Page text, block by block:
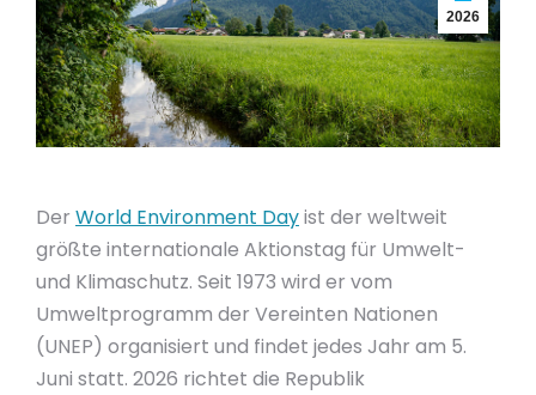
2026
Der World Environment Dayist der weltweit
größte internationale Aktionstag für Umwelt-
und Klimaschutz. Seit 1973 wird er vom
Umweltprogramm der Vereinten Nationen
(UNEP) organisiert und findet jedes Jahr am 5.
Juni statt. 2026 richtet die Republik